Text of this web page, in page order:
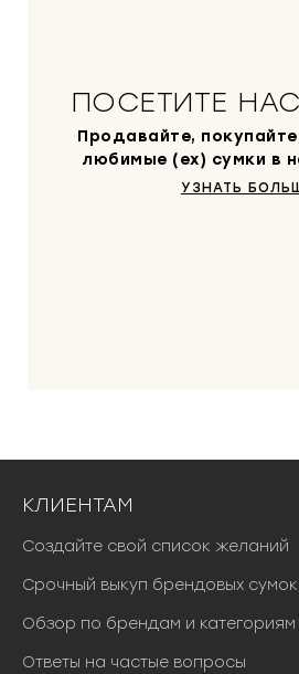
ПОСЕТИТЕ
Продавайте,
любимые (ex) сумки в
УЗНАТЬ
КЛИЕНТАМ
Создайте свой список желаний
Срочный выкуп брендовых
Обзор по брендам и категориям
Ответы на частые вопросы